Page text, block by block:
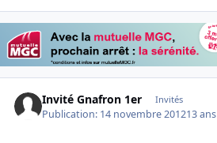
Invité Gnafron 1er Invités
Publication: 14 novembre 201213 ans